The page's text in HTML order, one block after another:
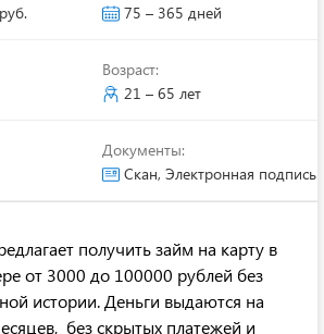
75 – 365 дней
Возраст:
21 – 65 лет
Документы:
Скан, Электронная подпись
получить займ на карту в
от 3000 до 100000 рублей без
истории. Деньги выдаются на
без скрытых платежей и